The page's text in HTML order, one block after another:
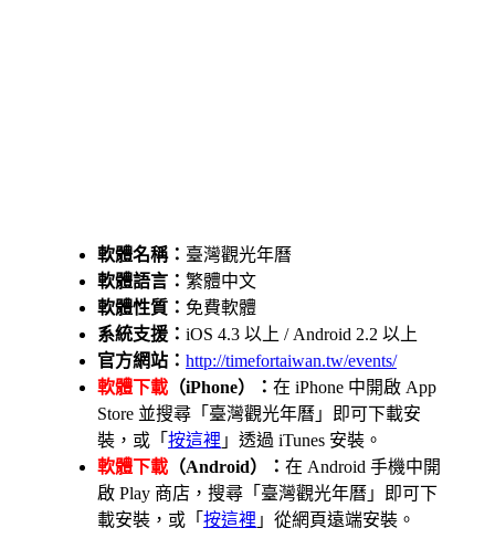
軟體名稱： 臺灣觀光年曆
軟體語言： 繁體中文
軟體性質： 免費軟體
系統支援： iOS 4.3 以上 / Android 2.2 以上
官方網站： http://timefortaiwan.tw/events/
軟體下載 （iPhone）： 在 iPhone 中開啟 App
Store 並搜尋「臺灣觀光年曆」即可下載安
裝，或「 按這裡 」透過 iTunes 安裝。
軟體下載 （Android）： 在 Android 手機中開
啟 Play 商店，搜尋「臺灣觀光年曆」即可下
載安裝，或「 按這裡 」從網頁遠端安裝。